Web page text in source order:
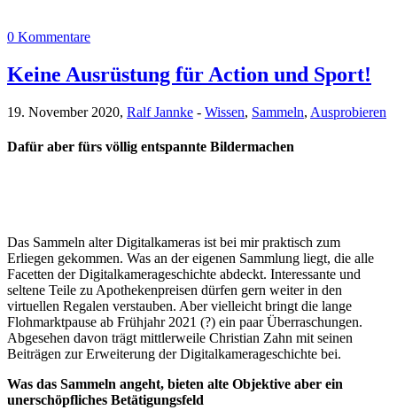
0 Kommentare
Keine Ausrüstung für Action und Sport!
19. November 2020, Ralf Jannke - Wissen, Sammeln, Ausprobieren
Dafür aber fürs völlig entspannte Bildermachen
Das Sammeln alter Digitalkameras ist bei mir praktisch zum
Erliegen gekommen. Was an der eigenen Sammlung liegt, die alle
Facetten der Digitalkamerageschichte abdeckt. Interessante und
seltene Teile zu Apothekenpreisen dürfen gern weiter in den
virtuellen Regalen verstauben. Aber vielleicht bringt die lange
Flohmarktpause ab Frühjahr 2021 (?) ein paar Überraschungen.
Abgesehen davon trägt mittlerweile Christian Zahn mit seinen
Beiträgen zur Erweiterung der Digitalkamerageschichte bei.
Was das Sammeln angeht, bieten alte Objektive aber ein
unerschöpfliches Betätigungsfeld